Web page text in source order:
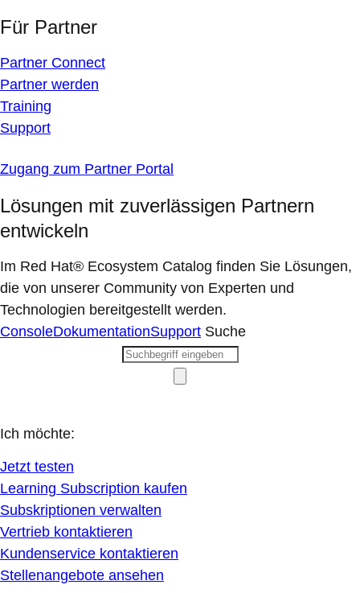
Für Partner
Partner Connect
Partner werden
Training
Support
Zugang zum Partner Portal
Lösungen mit zuverlässigen Partnern
entwickeln
Im Red Hat® Ecosystem Catalog finden Sie Lösungen,
die von unserer Community von Experten und
Technologien bereitgestellt werden.
ConsoleDokumentationSupport Suche
Ich möchte:
Jetzt testen
Learning Subscription kaufen
Subskriptionen verwalten
Vertrieb kontaktieren
Kundenservice kontaktieren
Stellenangebote ansehen